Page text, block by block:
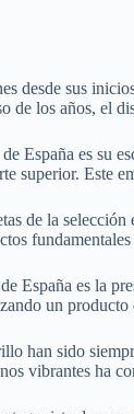
desde sus
de los años, el
España es
superior. Este
de la
España es la
un
han sido
vibrantes ha